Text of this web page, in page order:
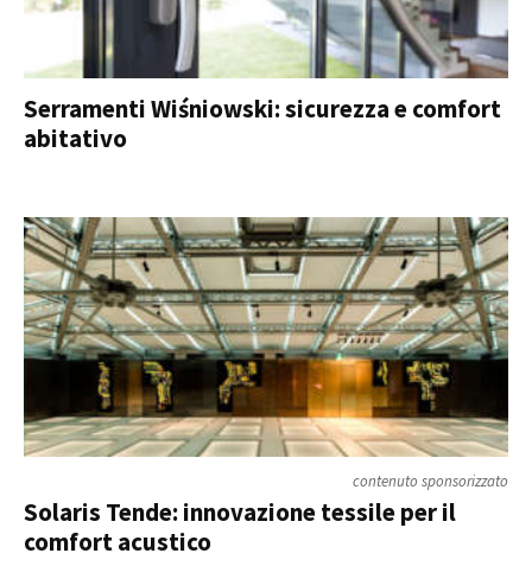
Serramenti Wiśniowski: sicurezza e comfort
abitativo
contenuto sponsorizzato
Solaris Tende: innovazione tessile per il
comfort acustico